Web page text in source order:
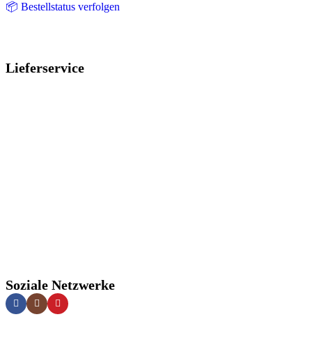
📦 Bestellstatus verfolgen
Lieferservice
Soziale Netzwerke